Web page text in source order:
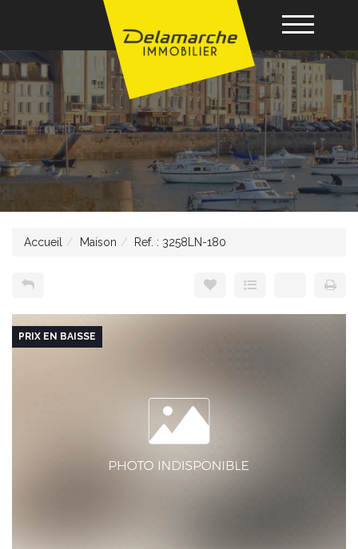
Acheter
Louer
Vendre
Gérance
Nos agences
Accueil Maison Ref. : 3258LN-180
PRIX EN BAISSE